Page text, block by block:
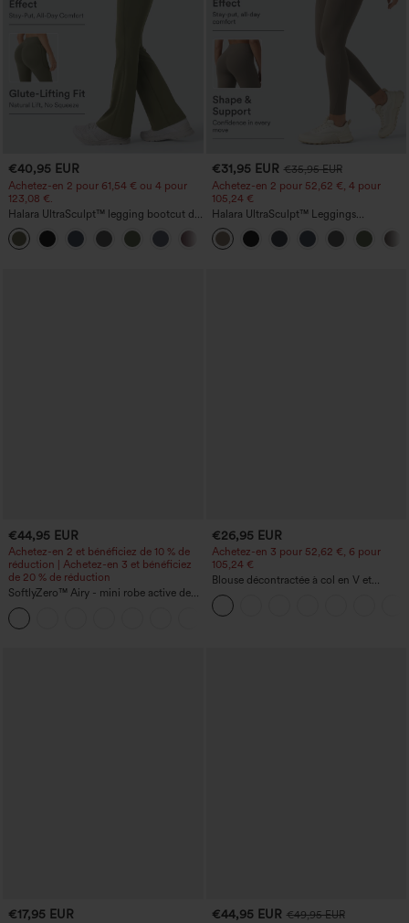
€40,95 EUR
Achetez-en 2 pour 61,54 € ou 4 pour
123,08 €.
Halara UltraSculpt™ legging bootcut de
yoga taille haute — fronces liftantes au
niveau des fesses, maintien du ventre,
poche, effet sculptant
+11
€31,95 EUR €35,95 EUR
Achetez-en 2 pour 52,62 €, 4 pour
105,24 €
Halara UltraSculpt™ Leggings
d'entraînement sculptants taille haute,
effet ventre plat, avec poche
€44,95 EUR
Achetez-en 2 et bénéficiez de 10 % de
réduction | Achetez-en 3 et bénéficiez
de 20 % de réduction
SoftlyZero™ Airy - mini robe active de
danse 2-en-1 à effet "Cool Touch" avec
poches — Édition Easy Peezy —
Longueur allongée
€26,95 EUR
Achetez-en 3 pour 52,62 €, 6 pour
105,24 €
Blouse décontractée à col en V et
manches courtes bouffantes
€17,95 EUR €44,95 EUR €49,95 EUR